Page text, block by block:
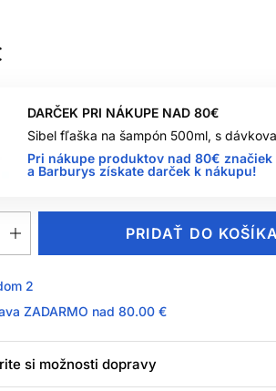
DARČEK PRI NÁKUPE NAD 80€
Sibel fľaška na šampón 500ml, s
Pri nákupe produktov nad 80€
a Barburys získate darček k nákupu!
PRIDAŤ DO KOŠÍKA
2
ZADARMO nad 80.00 €
si možnosti dopravy